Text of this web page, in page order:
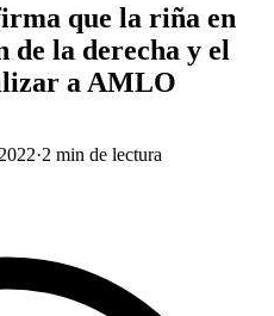
que la riña en
de la derecha y el
a AMLO
·2 min de lectura